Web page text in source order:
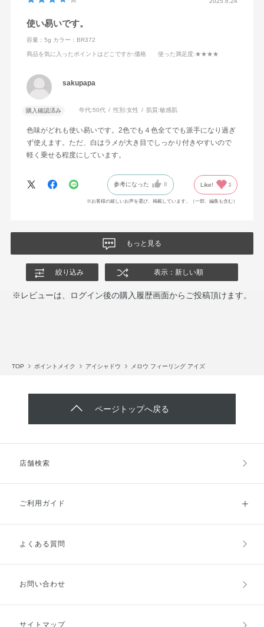
使い易いです。
容量：5g カラー：BR372
商品を気に入ったポイントはどこですか:価格 使った満足度:★★★★
sakupapa
購入確認済み 年代:50代 性別:女性 肌質:敏感肌
色味がどれも使い易いです。2色でも４色全てでも派手になり過ぎ
ず使えます。ただ、白はラメが大き目でしっかり付きやすいので
軽く乗せる程度にしています。
参考になった 0 Like! 3
※お客様の嬉しいお声を選び、掲載しています。（一部、編集も含む）
もっと見る
絞り込み 表示：新しい順
※レビューは、ログイン後の購入履歴画面からご投稿頂けます。
TOP ポイントメイク アイシャドウ メロウ フィーリング アイズ
ページトップへ戻る
店舗検索
ご利用ガイド
ご利用ガイドトップ
お支払方法
キャンセル・返品・交換
よくある質問
お問い合わせ
サイトマップ